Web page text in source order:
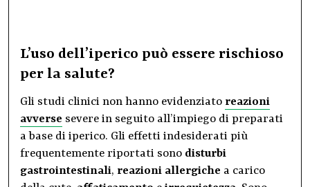
L’uso dell’iperico può essere rischioso
per la salute?
Gli studi clinici non hanno evidenziato reazioni
avverse severe in seguito all’impiego di preparati
a base di iperico. Gli effetti indesiderati più
frequentemente riportati sono disturbi
gastrointestinali, reazioni allergiche a carico